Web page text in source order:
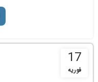
17
فوریه